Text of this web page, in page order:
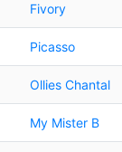
Fivory
Picasso
Ollies Chantal
My Mister B